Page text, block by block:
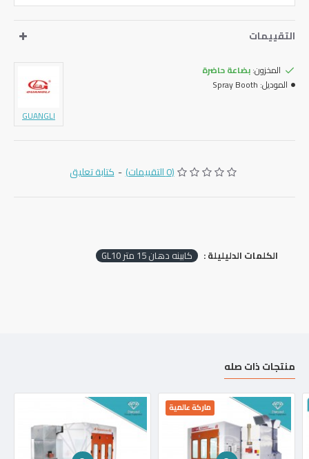
التقييمات
المخزون:بضاعة حاضرة
الموديل: Spray Booth
GUANGLI
(0 التقييمات) - كتابة تعليق
الكلمات الدليليلة : كابينه دهان 15 متر GL10
منتجات ذات صله
ماركة عالمية